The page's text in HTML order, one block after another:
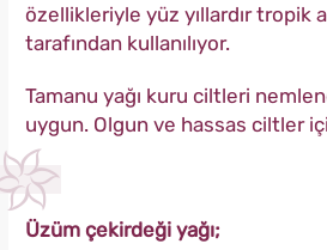
özellikleriyle yüz yıllardır tropik
tarafından kullanılıyor.
Tamanu yağı kuru ciltleri
uygun. Olgun ve hassas ciltler
Üzüm çekirdeği yağı;